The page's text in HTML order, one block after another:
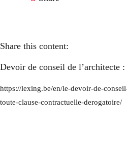
Share this content:
Devoir de conseil de l’architecte
https://lexing.be/en/le-devoir-de-
toute-clause-contractuelle-derogatoire/